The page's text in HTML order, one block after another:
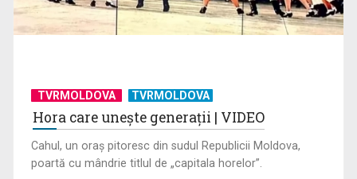
TVRMOLDOVA TVRMOLDOVA
Hora care unește generații | VIDEO
Cahul, un oraș pitoresc din sudul Republicii Moldova,
poartă cu mândrie titlul de „capitala horelor”.